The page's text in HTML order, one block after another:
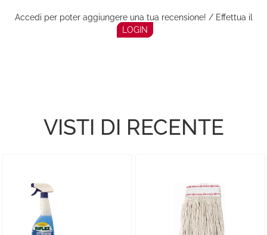
Accedi per poter aggiungere una tua recensione! / Effettua il
LOGIN
VISTI DI RECENTE